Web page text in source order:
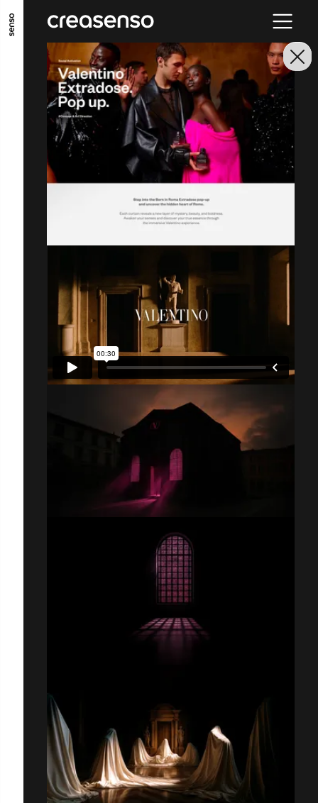
ALLER AU CONTENU PRINCIPAL
ALLER AU MENU PRINCIPAL
ALLER EN BAS DE PAGE